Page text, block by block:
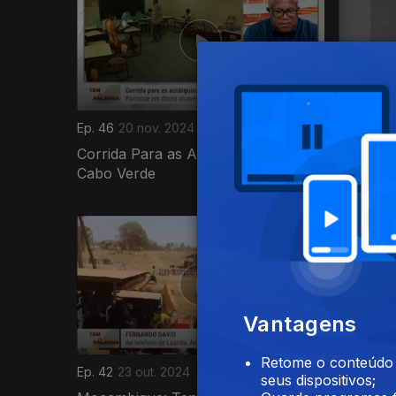
Ep. 46 20 nov. 2024
Corrida Para as Autárquicas em
Cabo Verde
Ep. 42 23 out. 2024 Ep. 41 16
798345
Vantagens
Retome o
seus dispositivos;